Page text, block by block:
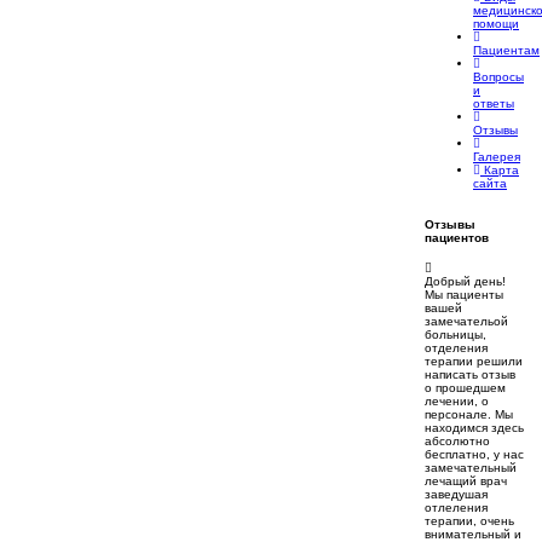
помощи
Пациентам
Вопросы
и
ответы
Отзывы
Галерея
Карта
сайта
Отзывы
пациентов
Добрый день!
Мы пациенты
вашей
замечательой
больницы,
отделения
терапии решили
написать отзыв
о прошедшем
лечении, о
персонале. Мы
находимся здесь
абсолютно
бесплатно, у нас
замечательный
лечащий врач
заведушая
отлеления
терапии, очень
внимательный и